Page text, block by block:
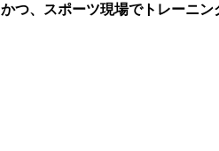
かつ、スポーツ現場でトレーニ